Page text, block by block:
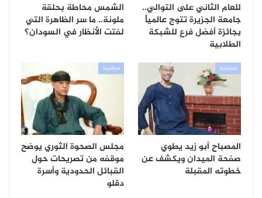
للعام الثاني على التوالي..
جامعة الجزيرة تتوج عالمياً
بجائزة أفضل فرع للشبكة
الطلابية
الشمس محاطة بحلقة
ملونة.. ما سر الظاهرة التي
لفتت الأنظار في السودان؟
سياسية
المصباح أبو زيد يطوي
صفحة الميدان ويكشف عن
خطوته المقبلة
سياسية
مجلس الصحوة الثوري يوضح
موقفه من تصريحات حول
القبائل الحدودية وأسرة
دقلو